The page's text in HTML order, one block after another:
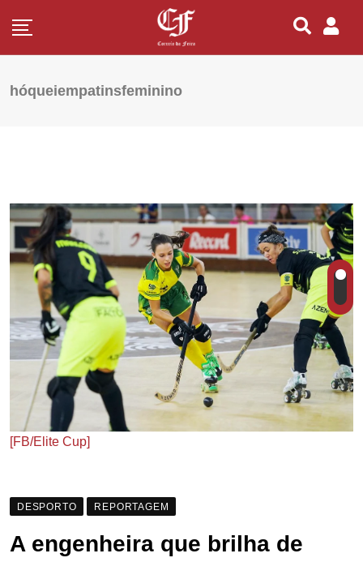
hóqueiempatinsfeminino
[FB/Elite Cup]
DESPORTO REPORTAGEM
A engenheira que brilha de